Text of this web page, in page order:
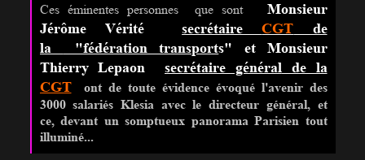
Ces éminentes personnes que sont Monsieur
Jérôme VéritésecrétaireCGT de
la
"fédération transports" et
Monsieur
Thierry Lepaon secrétaire généralde la
CGT
ont de toute évidence évoqué l'avenir des
3000 salariés Klesia avec le directeur général, et
ce, devant un somptueux panorama Parisien tout
illuminé...